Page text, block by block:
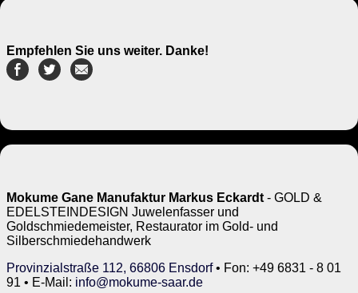
Empfehlen Sie uns weiter. Danke!
Mokume Gane Manufaktur Markus Eckardt - GOLD &
EDELSTEINDESIGN Juwelenfasser und
Goldschmiedemeister, Restaurator im Gold- und
Silberschmiedehandwerk
Provinzialstraße 112, 66806 Ensdorf• Fon: +49 6831 - 8 01
91 • E-Mail: info@mokume-saar.de